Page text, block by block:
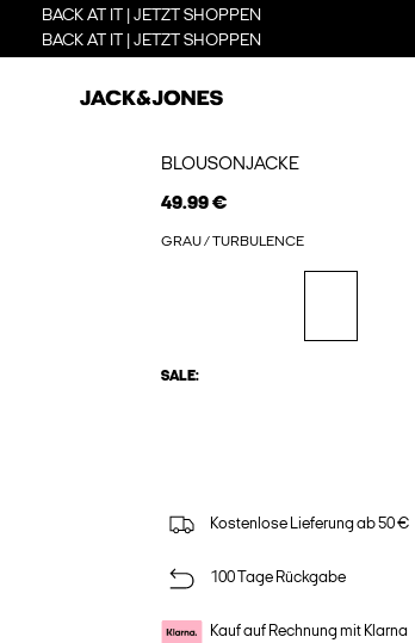
BACK AT IT | JETZT SHOPPEN
BACK AT IT | JETZT SHOPPEN
BLOUSONJACKE
49.99 €
GRAU / TURBULENCE
SALE:
Kostenlose Lieferung ab 50 €
100 Tage Rückgabe
Kauf auf Rechnung mit Klarna